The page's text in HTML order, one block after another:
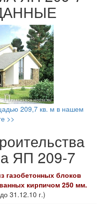
209,7 кв. м в нашем
>>
ЯП 209-7
газобетонных блоков
кирпичом 250 мм.
31.12.10 г.)